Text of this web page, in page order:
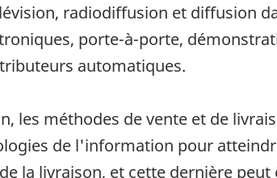
radiodiffusion et diffusion
porte-à-porte,
automatiques.
les méthodes de vente et de
de l'information pour
la livraison, et cette dernière